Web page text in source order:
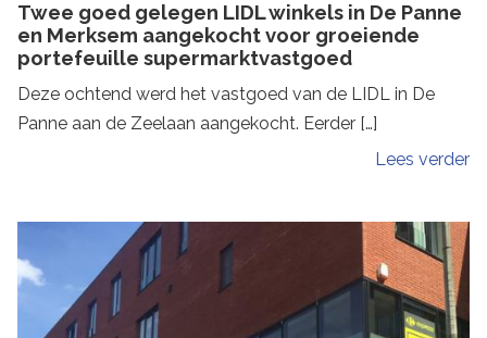
Twee goed gelegen LIDL winkels in De Panne
en Merksem aangekocht voor groeiende
portefeuille supermarktvastgoed
Deze ochtend werd het vastgoed van de LIDL in De
Panne aan de Zeelaan aangekocht. Eerder […]
Lees verder